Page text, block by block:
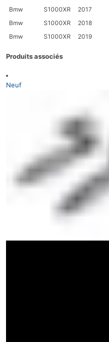
Bmw
S1000XR 2017
Bmw
S1000XR 2018
Bmw
S1000XR 2019
Produits associés
Neuf